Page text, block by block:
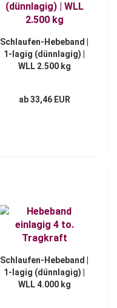
Schlaufen-Hebeband |
1-lagig (dünnlagig) |
WLL 2.500 kg
ab 33,46 EUR
Schlaufen-Hebeband |
1-lagig (dünnlagig) |
WLL 4.000 kg